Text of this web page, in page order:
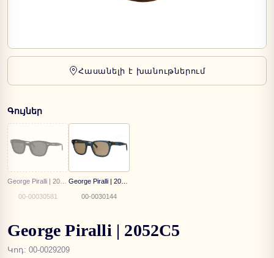
Հասանելի է խանութներում
Գույներ
00-00030581 00-0030144
George Piralli | 2052C5
Կոդ: 00-0029209